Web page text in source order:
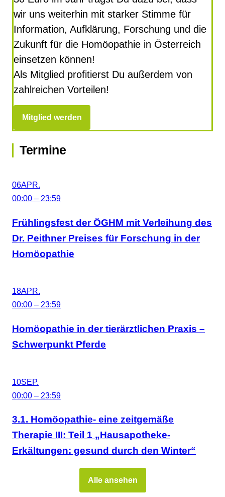
wir uns weiterhin mit starker Stimme für
Information, Aufklärung, Forschung und die
Zukunft für die Homöopathie in Österreich
einsetzen können!
Als Mitglied profitierst Du außerdem von
zahlreichen Vorteilen!
Mitglied werden
Termine
06APR.
00:00 – 23:59
Frühlingsfest der ÖGHM mit Verleihung des
Dr. Peithner Preises für Forschung in der
Homöopathie
18APR.
00:00 – 23:59
Homöopathie in der tierärztlichen Praxis –
Schwerpunkt Pferde
10SEP.
00:00 – 23:59
3.1. Homöopathie- eine zeitgemäße
Therapie III: Teil 1 „Hausapotheke-
Erkältungen: gesund durch den Winter“
Alle ansehen